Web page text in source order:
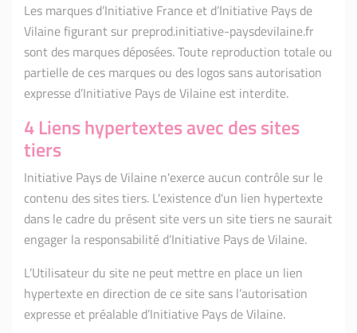
Les marques d’Initiative France et d’Initiative Pays de
Vilaine figurant sur preprod.initiative-paysdevilaine.fr
sont des marques déposées. Toute reproduction totale ou
partielle de ces marques ou des logos sans autorisation
expresse d’Initiative Pays de Vilaine est interdite.
4 Liens hypertextes avec des sites
tiers
Initiative Pays de Vilaine n'exerce aucun contrôle sur le
contenu des sites tiers. L'existence d'un lien hypertexte
dans le cadre du présent site vers un site tiers ne saurait
engager la responsabilité d’Initiative Pays de Vilaine.
L’Utilisateur du site ne peut mettre en place un lien
hypertexte en direction de ce site sans l’autorisation
expresse et préalable d’Initiative Pays de Vilaine.